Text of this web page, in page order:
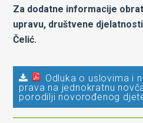
Za dodatne informacije
upravu, društvene
Čelić.
Odluka o uslovima i
prava na jednokratnu
porodilji novorođenog